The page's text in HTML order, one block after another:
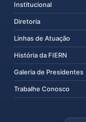
Institucional
Diretoria
Linhas de Atuação
História da FIERN
Galeria de Presidentes
Trabalhe Conosco